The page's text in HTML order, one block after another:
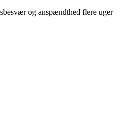
og anspændthed flere uger